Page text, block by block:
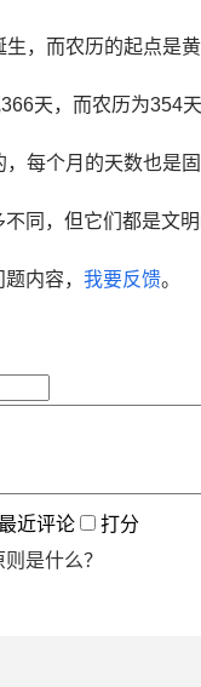
，而农历的起点是黄
天，而农历为354天
每个月的天数也是
同，但它们都是文
内容， 我要反馈。
近评论
打分
是什么？